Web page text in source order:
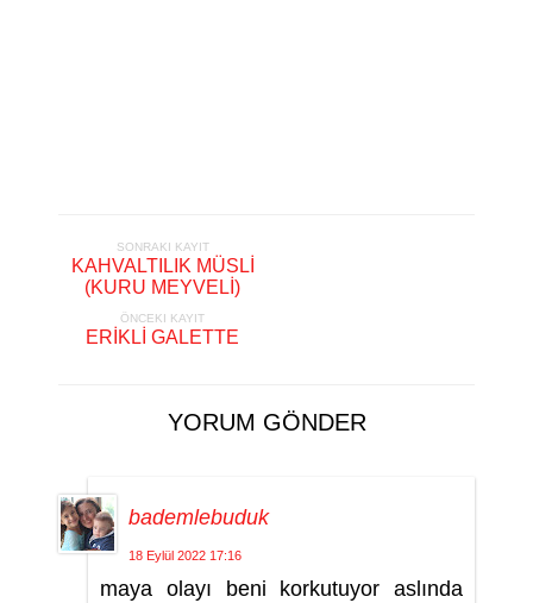
SONRAKI KAYIT
KAHVALTILIK MÜSLİ
(KURU MEYVELİ)
ÖNCEKI KAYIT
ERİKLİ GALETTE
YORUM GÖNDER
bademlebuduk
18 Eylül 2022 17:16
maya olayı beni korkutuyor aslında